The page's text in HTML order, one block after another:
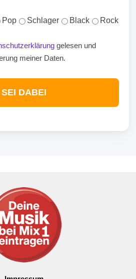
Pop Schlager Black Rock
gelesen und
meiner Daten.
SEI DABEI